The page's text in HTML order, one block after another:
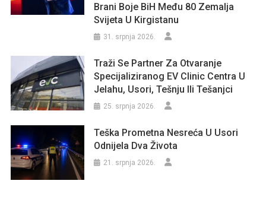
Brani Boje BiH Među 80 Zemalja
Svijeta U Kirgistanu
31. srpnja 2026.
Traži Se Partner Za Otvaranje
Specijaliziranog EV Clinic Centra U
Jelahu, Usori, Tešnju Ili Tešanjci
25. srpnja 2026.
Teška Prometna Nesreća U Usori
Odnijela Dva Života
21. srpnja 2026.